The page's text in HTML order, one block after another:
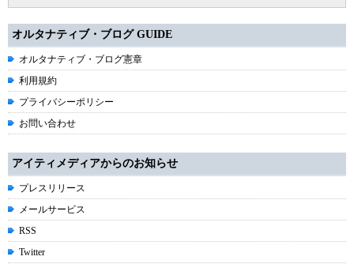
オルタナティブ・ブログ GUIDE
オルタナティブ・ブログ憲章
利用規約
プライバシーポリシー
お問い合わせ
アイティメディアからのお知らせ
プレスリリース
メールサービス
RSS
Twitter